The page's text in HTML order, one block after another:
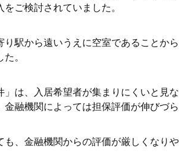
ご検討されていました。
り駅から遠いうえに空室であることか
。
」は、入居希望者が集まりにくいと
金融機関によっては担保評価が伸びづら
も、金融機関からの評価が厳しくなり